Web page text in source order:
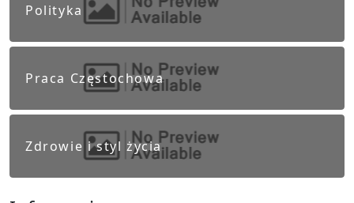
Polityka
Praca Częstochowa
Zdrowie i styl życia